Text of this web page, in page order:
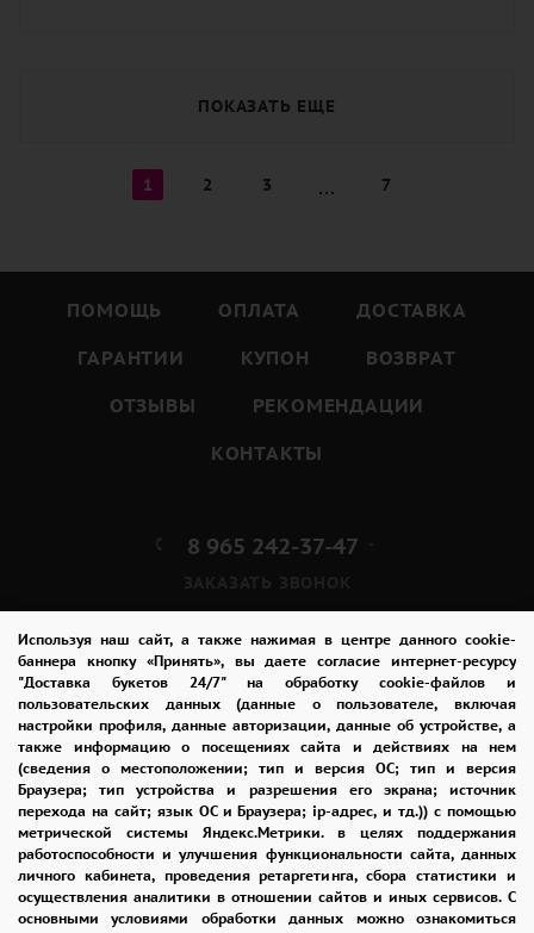
Используя наш сайт, а также нажимая в центре данного cookie-
баннера кнопку «Принять», вы даете согласие интернет-ресурсу
"Доставка букетов 24/7" на обработку cookie-файлов и
пользовательских данных (данные о пользователе, включая
настройки профиля, данные авторизации, данные об устройстве, а
также информацию о посещениях сайта и действиях на нем
(сведения о местоположении; тип и версия ОС; тип и версия
Браузера; тип устройства и разрешения его экрана; источник
перехода на сайт; язык ОС и Браузера; ip-адрес, и тд.)) с помощью
метрической системы Яндекс.Метрики. в целях поддержания
работоспособности и улучшения функциональности сайта, данных
личного кабинета, проведения ретаргетинга, сбора статистики и
осуществления аналитики в отношении сайтов и иных сервисов. С
основными условиями обработки данных можно ознакомиться
ПОКАЗАТЬ ЕЩЕ
1 2 3 7
ПОМОЩЬ ОПЛАТА
ДОСТАВКА
ГАРАНТИИ
КУПОН
ВОЗВРАТ
ОТЗЫВЫ
РЕКОМЕНДАЦИИ
КОНТАКТЫ
8 965 242-37-47
admin@buket24delivery.ru
пл. Киевского Вокзала 2,
ТЦ «Европейский»
ПОЛИТИКА КОНФИДЕНЦИАЛЬНОСТИ
2026 © "Доставка цветов в Москве"
Публичная оферта